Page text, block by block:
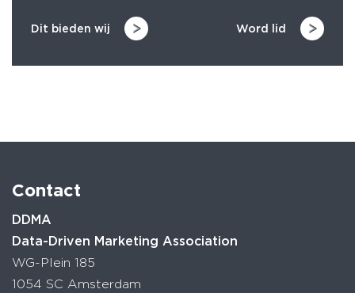
Dit bieden wij Word lid
Contact
DDMA
Data-Driven Marketing Association
WG-Plein 185
1054 SC Amsterdam